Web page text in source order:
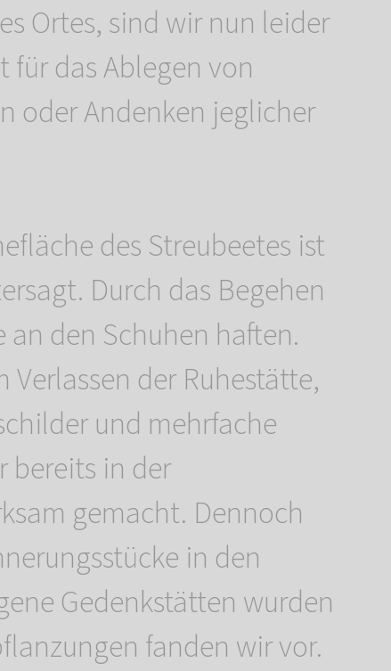
Ortes, sind wir nun leider
für das Ablegen von
oder Andenken jeglicher
des Streubeetes ist
Durch das Begehen
den Schuhen haften.
der Ruhestätte,
und mehrfache
bereits in der
gemacht. Dennoch
in den
Gedenkstätten wurden
fanden wir vor.